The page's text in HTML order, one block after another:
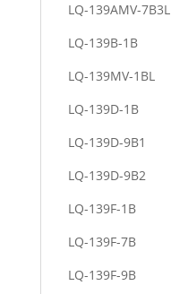
LQ-139AMV-7B3L
LQ-139B-1B
LQ-139MV-1BL
LQ-139D-1B
LQ-139D-9B1
LQ-139D-9B2
LQ-139F-1B
LQ-139F-7B
LQ-139F-9B